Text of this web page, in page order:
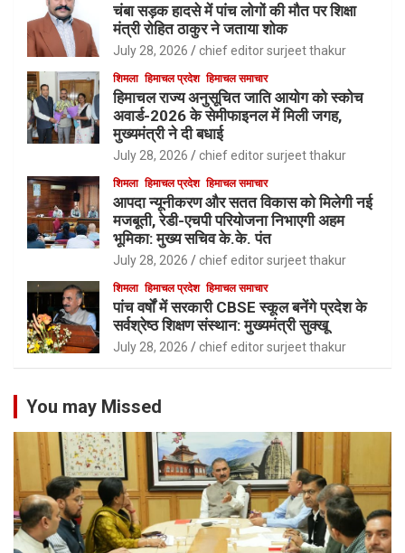
चंबा सड़क हादसे में पांच लोगों की मौत पर शिक्षा
मंत्री रोहित ठाकुर ने जताया शोक
July 28, 2026 chief editor surjeet thakur
शिमला हिमाचल प्रदेश हिमाचल समाचार
हिमाचल राज्य अनुसूचित जाति आयोग को स्कोच
अवार्ड-2026 के सेमीफाइनल में मिली जगह,
मुख्यमंत्री ने दी बधाई
July 28, 2026 chief editor surjeet thakur
शिमला हिमाचल प्रदेश हिमाचल समाचार
आपदा न्यूनीकरण और सतत विकास को मिलेगी नई
मजबूती, रेडी-एचपी परियोजना निभाएगी अहम
भूमिका: मुख्य सचिव के.के. पंत
July 28, 2026 chief editor surjeet thakur
शिमला हिमाचल प्रदेश हिमाचल समाचार
पांच वर्षों में सरकारी CBSE स्कूल बनेंगे प्रदेश के
सर्वश्रेष्ठ शिक्षण संस्थान: मुख्यमंत्री सुक्खू
July 28, 2026 chief editor surjeet thakur
You may Missed